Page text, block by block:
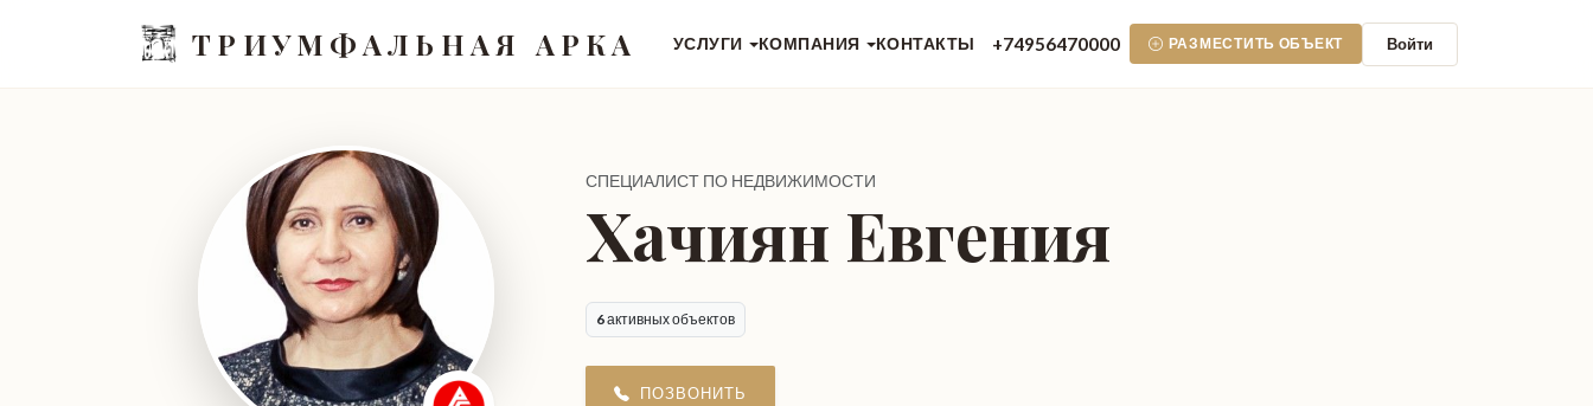
ТРИУМФАЛЬНАЯ АРКА УСЛУГИ КОМПАНИЯ КОНТАКТЫ +74956470000 РАЗМЕСТИТЬ ОБЪЕКТ Войти
СПЕЦИАЛИСТ ПО НЕДВИЖИМОСТИ
Хачиян Евгения
6активных объектов
ПОЗВОНИТЬ